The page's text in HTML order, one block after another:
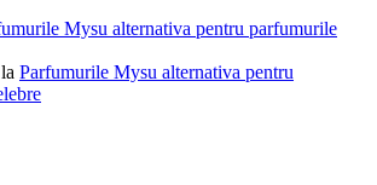
Mysu alternativa pentru parfumurile
la Parfumurile Mysu alternativa pentru